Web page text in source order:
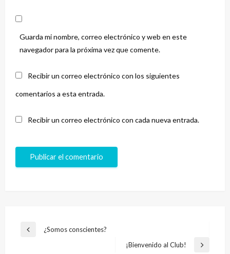
Guarda mi nombre, correo electrónico y web en este
navegador para la próxima vez que comente.
Recibir un correo electrónico con los siguientes
comentarios a esta entrada.
Recibir un correo electrónico con cada nueva entrada.
Navegación
Entrada
¿Somos conscientes?
Entrada
¡Bienvenido al Club!